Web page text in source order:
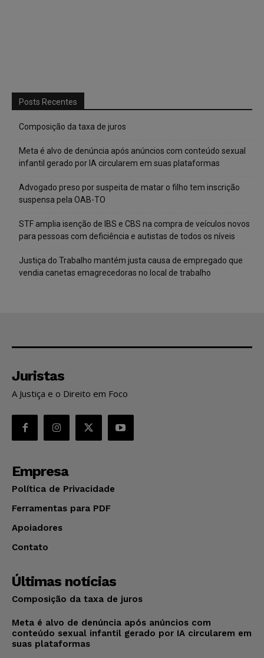
Posts Recentes
Composição da taxa de juros
Meta é alvo de denúncia após anúncios com conteúdo sexual
infantil gerado por IA circularem em suas plataformas
Advogado preso por suspeita de matar o filho tem inscrição
suspensa pela OAB-TO
STF amplia isenção de IBS e CBS na compra de veículos novos
para pessoas com deficiência e autistas de todos os níveis
Justiça do Trabalho mantém justa causa de empregado que
vendia canetas emagrecedoras no local de trabalho
Juristas
A Justiça e o Direito em Foco
Empresa
Política de Privacidade
Ferramentas para PDF
Apoiadores
Contato
Últimas notícias
Composição da taxa de juros
Meta é alvo de denúncia após anúncios com
conteúdo sexual infantil gerado por IA circularem em
suas plataformas